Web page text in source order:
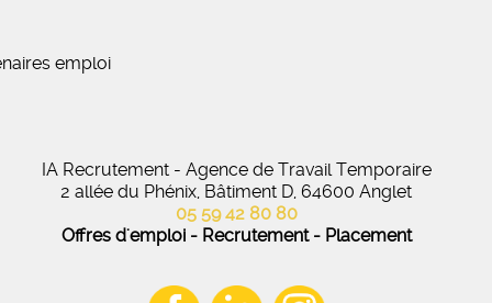
emploi
IA Recrutement - Agence de Travail Temporaire
2 allée du Phénix, Bâtiment D, 64600 Anglet
05 59 42 80 80
Offres d'emploi - Recrutement - Placement